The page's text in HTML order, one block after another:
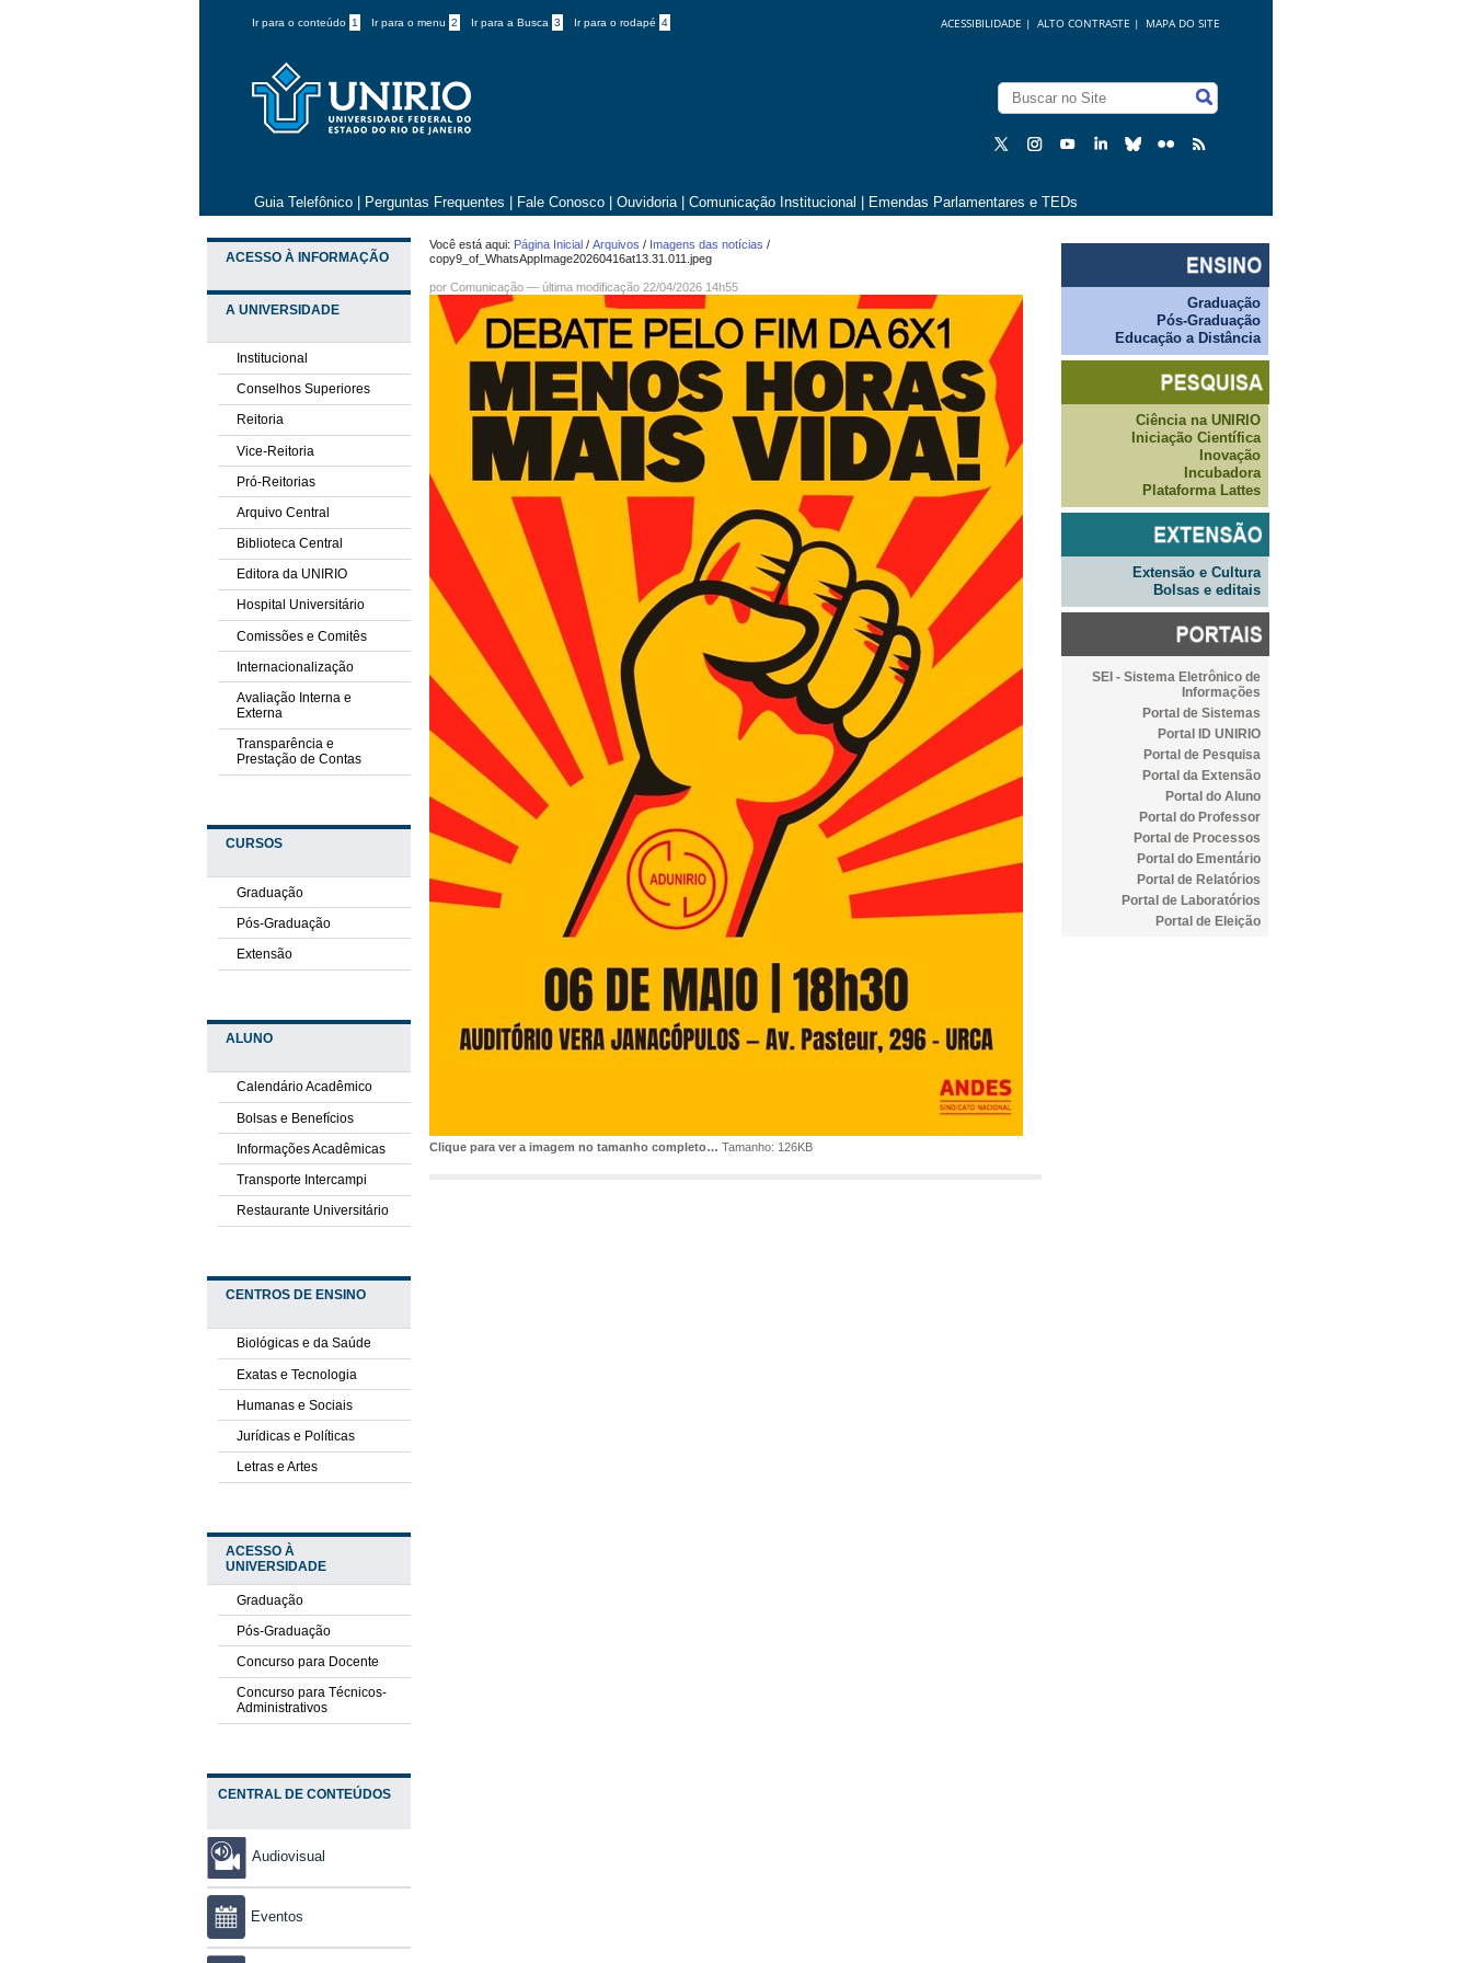
Ir para o conteúdo 1 Ir para o menu 2 Ir para a Busca 3 Ir para o rodapé 4 MAPA DO SITE
ALTO CONTRASTE |
ACESSIBILIDADE |
Guia Telefônico Perguntas Frequentes Fale Conosco Ouvidoria Comunicação Institucional Emendas Parlamentares e TEDs
ACESSO À INFORMAÇÃO
A UNIVERSIDADE
Institucional
Conselhos Superiores
Reitoria
Vice-Reitoria
Pró-Reitorias
Arquivo Central
Biblioteca Central
Editora da UNIRIO
Hospital Universitário
Comissões e Comitês
Internacionalização
Avaliação Interna e
Externa
Transparência e
Prestação de Contas
CURSOS
Graduação
Pós-Graduação
Extensão
ALUNO
Calendário Acadêmico
Bolsas e Benefícios
Informações Acadêmicas
Transporte Intercampi
Restaurante Universitário
CENTROS DE ENSINO
Biológicas e da Saúde
Exatas e Tecnologia
Humanas e Sociais
Jurídicas e Políticas
Letras e Artes
ACESSO À
UNIVERSIDADE
Graduação
Pós-Graduação
Concurso para Docente
Concurso para Técnicos-
Administrativos
CENTRAL DE CONTEÚDOS
Audiovisual
Eventos
Você está aqui: Página Inicial /Arquivos / Imagens das notícias /
copy9_of_WhatsAppImage20260416at13.31.011.jpeg
porComunicação —última modificação 22/04/2026 14h55
Clique para ver a imagem no tamanho completo… Tamanho: 126KB
Graduação
Pós-Graduação
Educação a Distância
Ciência na UNIRIO
Iniciação Científica
Inovação
Incubadora
Plataforma Lattes
Extensão e Cultura
Bolsas e editais
SEI - Sistema Eletrônico de
Informações
Portal de Sistemas
Portal ID UNIRIO
Portal de Pesquisa
Portal da Extensão
Portal do Aluno
Portal do Professor
Portal de Processos
Portal do Ementário
Portal de Relatórios
Portal de Laboratórios
Portal de Eleição